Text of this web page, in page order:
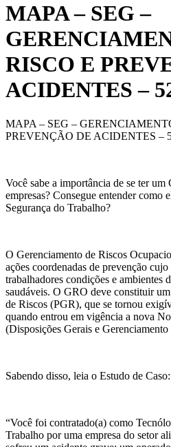
MAPA – SEG –
RISCO E
ACIDENTES –
MAPA – SEG –
PREVENÇÃO DE ACIDENTES –
Você sabe a importância de se ter um
empresas? Consegue entender como
Segurança do Trabalho?
O Gerenciamento de Riscos
ações coordenadas de prevenção
trabalhadores condições e ambientes
saudáveis. O GRO deve constituir
de Riscos (PGR), que se tornou
quando entrou em vigência a nova
(Disposições Gerais e
Sabendo disso, leia o Estudo de Caso:
“Você foi contratado(a) como
Trabalho por uma empresa do setor